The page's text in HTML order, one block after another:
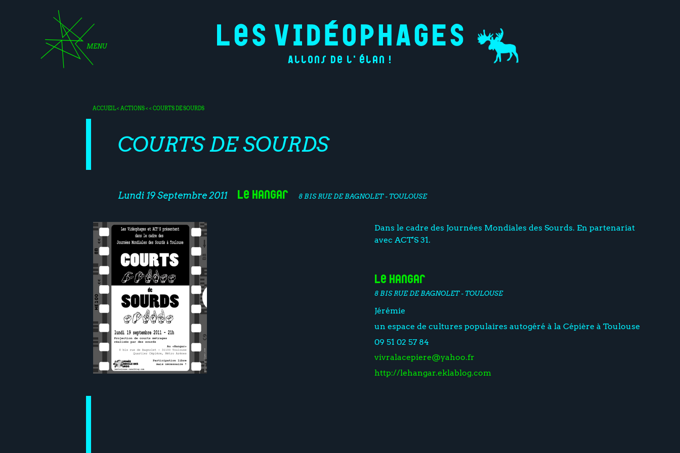
MENU
Allons de l'élan !
ACCUEIL<ACTIONS< < COURTS DE SOURDS
COURTS DE SOURDS
Lundi 19 Septembre 2011 Le Hangar 8 BIS RUE DE BAGNOLET - TOULOUSE
Dans le cadre des Journées Mondiales des Sourds. En partenariat
avec ACT'S 31.
Le Hangar
8 BIS RUE DE BAGNOLET - TOULOUSE
Jérémie
un espace de cultures populaires autogéré à la Cépière à Toulouse
09 51 02 57 84
vivralacepiere@yahoo.fr
http://lehangar.eklablog.com